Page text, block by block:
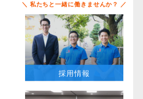
＼ 私たちと一緒に働きませんか？ ／
採用情報